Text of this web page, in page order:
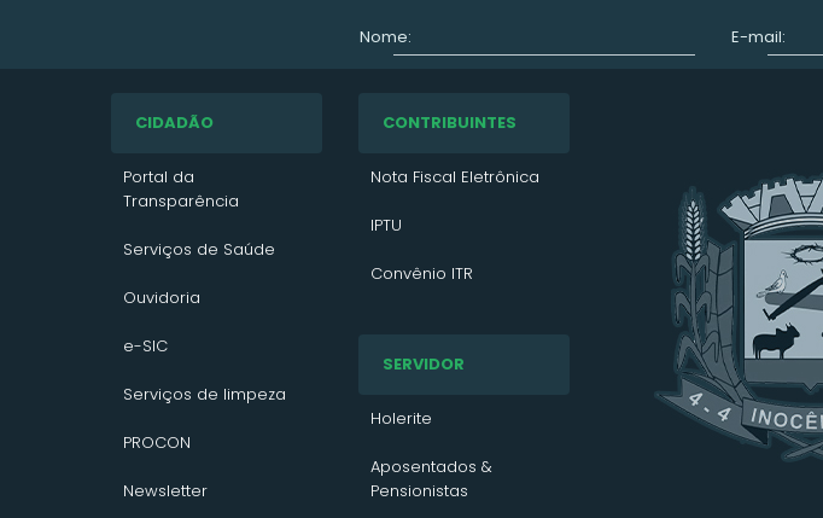
Nome: E-mail:
CIDADÃO
Portal da
Transparência
Serviços de Saúde
Ouvidoria
e-SIC
Serviços de limpeza
PROCON
Newsletter
CONTRIBUINTES
Nota Fiscal Eletrônica
IPTU
Convênio ITR
VTN 2025
VTN 2024
Contato/Solicitação
SERVIDOR
Holerite
Aposentados &
Pensionistas